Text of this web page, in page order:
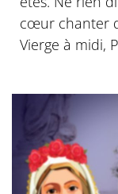
cœur chanter
Vierge à midi,